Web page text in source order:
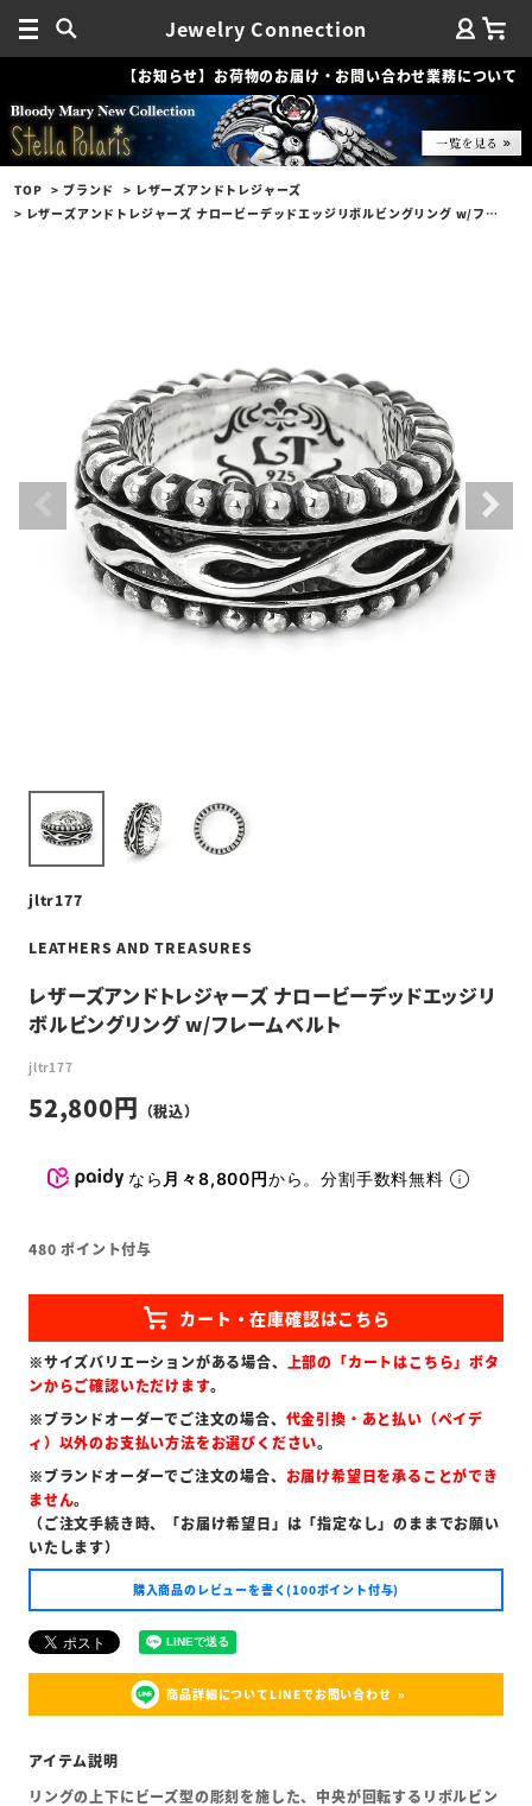
Jewelry Connection
【お知らせ】お荷物のお届け・お問い合わせ業務について
TOP ブランド
レザーズアンドトレジャーズ
レザーズアンドトレジャーズ ナロービーデッドエッジリボルビングリング w/フレームベルト
jltr177
LEATHERS AND TREASURES
レザーズアンドトレジャーズ ナロービーデッドエッジリ
ボルビングリング w/フレームベルト
jltr177
52,800
なら 月々8,800円から。分割手数料無料
480 ポイント付与
※サイズバリエーションがある場合、 上部の「カートはこちら」ボタ
ンからご確認いただけます。
※ブランドオーダーでご注文の場合、 代金引換・あと払い（ペイデ
ィ）以外のお支払い方法をお選びください。
※ブランドオーダーでご注文の場合、 お届け希望日を承ることができ
ません。
（ご注文手続き時、「お届け希望日」は「指定なし」のままでお願い
いたします）
購入商品のレビューを書く(100ポイント付与)
商品詳細についてLINEでお問い合わせ
リングの上下にビーズ型の彫刻を施した、中央が回転するリボルビン